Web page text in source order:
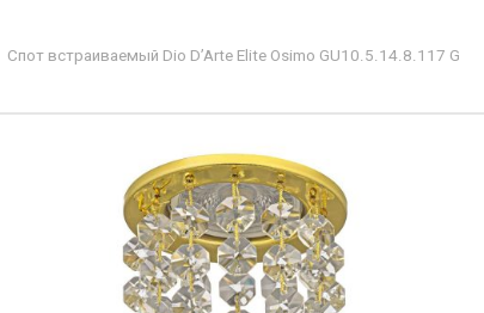
Спот встраиваемый Dio D’Arte Elite Osimo GU10.5.14.8.117 G